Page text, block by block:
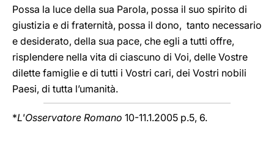
Possa la luce della sua Parola, possa il suo spirito di
giustizia e di fraternità, possa il dono, tanto necessario
e desiderato, della sua pace, che egli a tutti offre,
risplendere nella vita di ciascuno di Voi, delle Vostre
dilette famiglie e di tutti i Vostri cari, dei Vostri nobili
Paesi, di tutta l’umanità.
*L'Osservatore Romano 10-11.1.2005 p.5, 6.